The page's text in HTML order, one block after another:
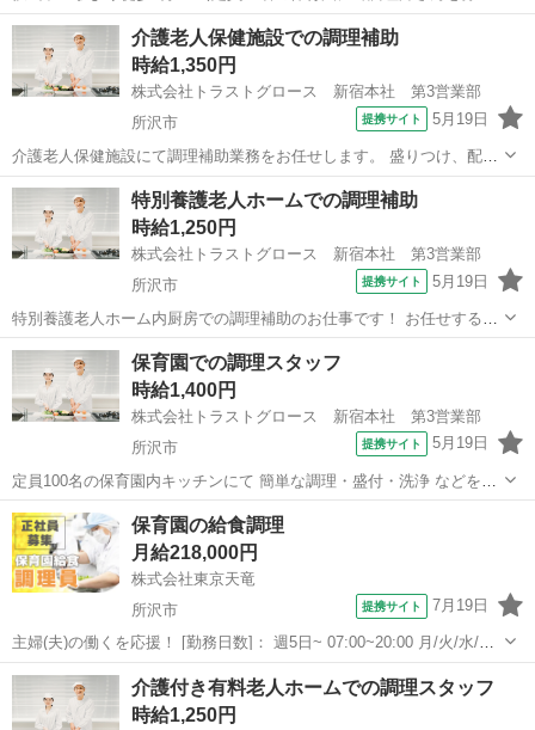
／ 120食程度を3～4名体制で準備します。 洗浄・きざみ・盛り付けな
ど、 簡単な作業中心ですので、ご経験のない方も 資格を活かして活躍
できますよ♪.* ...
埼玉 所沢市 キッチン
介護老人保健施設での調理補助
時給1,350円
株式会社トラストグロース 新宿本社 第3営業部
所沢市
提携サイト 5月19日
介護老人保健施設にて調理補助業務をお任せします。 盛りつけ、配
膳、洗浄等がメインとなります。 ●食数：朝夜95食/昼130～140食 ●人
数体制：5～6名 ●資格・経験不問 ●週3日～OK ●日勤1シフトのみ ●車
通勤ＯＫ...
埼玉 所沢市 キッチン
特別養護老人ホームでの調理補助
時給1,250円
株式会社トラストグロース 新宿本社 第3営業部
所沢市
提携サイト 5月19日
特別養護老人ホーム内厨房での調理補助のお仕事です！ お任せするの
は＜配膳・盛り付け・洗浄＞などカンタン業務です。 1日2～4名のス
タッフで90食程度を用意します。 飲食店や集団調理経験を活かして 福
祉業界で活躍しませんか...
埼玉 所沢市 キッチン
保育園での調理スタッフ
時給1,400円
株式会社トラストグロース 新宿本社 第3営業部
所沢市
提携サイト 5月19日
定員100名の保育園内キッチンにて 簡単な調理・盛付・洗浄 などをお
願いします。 実働5時間の短時間勤務です。 ライフワークバランスを
保ちながら オシゴトできますよ＊ 赤ちゃんだった子が 自分で食べら
れるようになったり・...
埼玉 所沢市 キッチン
保育園の給食調理
月給218,000円
株式会社東京天竜
所沢市
提携サイト 7月19日
主婦(夫)の働くを応援！ [勤務日数]： 週5日~ 07:00~20:00 月/火/水/木/
金/土 などから選べます [勤務地・最寄駅]： 埼玉県所沢市西新井町6－
9 株式会社東京天竜 所沢駅徒歩14分 [職種名]：...
埼玉 所沢市 その他
介護付き有料老人ホームでの調理スタッフ
時給1,250円